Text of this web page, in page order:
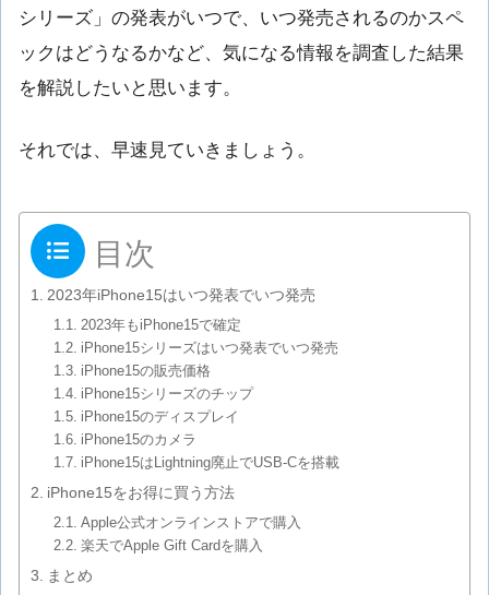
シリーズ」の発表がいつで、いつ発売されるのかスペ
ックはどうなるかなど、気になる情報を調査した結果
を解説したいと思います。
それでは、早速見ていきましょう。
目次
2023年iPhone15はいつ発表でいつ発売
2023年もiPhone15で確定
iPhone15シリーズはいつ発表でいつ発売
iPhone15の販売価格
iPhone15シリーズのチップ
iPhone15のディスプレイ
iPhone15のカメラ
iPhone15はLightning廃止でUSB-Cを搭載
iPhone15をお得に買う方法
Apple公式オンラインストアで購入
楽天でApple Gift Cardを購入
まとめ